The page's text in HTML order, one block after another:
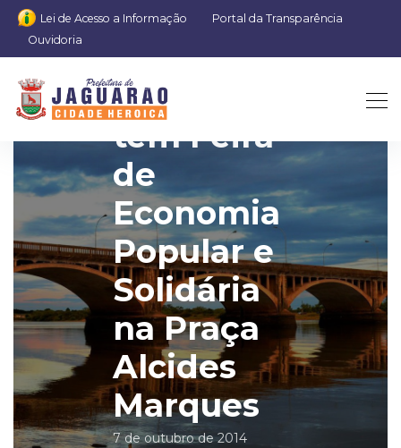
Lei de Acesso a Informação
Portal da Transparência
Ouvidoria
Domingo
tem Feira
de
Economia
Popular e
Solidária
na Praça
Alcides
Marques
7 de outubro de 2014